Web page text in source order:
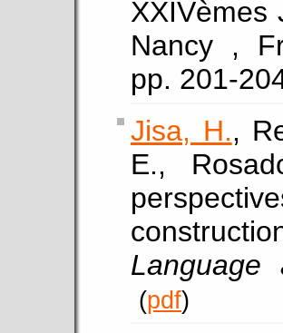
XXIVèmes
Nancy ,
pp. 201-
Jisa, H.,
E.,
Language
(pdf)